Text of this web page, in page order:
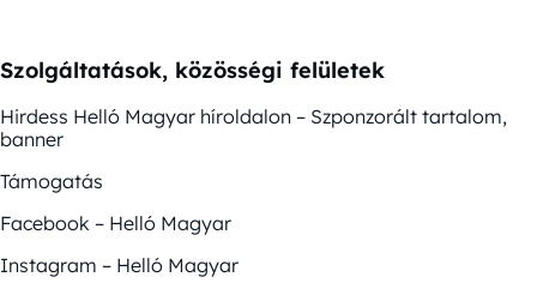
Szolgáltatások, közösségi felületek
Hirdess Helló Magyar híroldalon – Szponzorált tartalom,
banner
Támogatás
Facebook – Helló Magyar
Instagram – Helló Magyar